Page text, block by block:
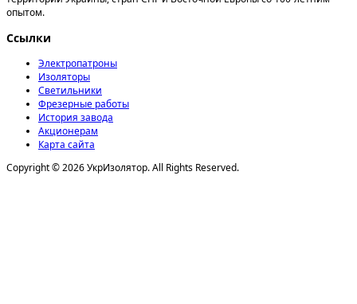
опытом.
Ссылки
Электропатроны
Изоляторы
Светильники
Фрезерные работы
История завода
Акционерам
Карта сайта
Copyright © 2026 УкрИзолятор. All Rights Reserved.